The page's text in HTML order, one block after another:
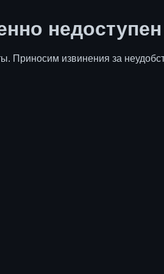
недоступен
Приносим извинения за